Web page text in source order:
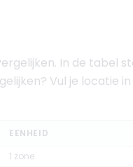
In de tabel
Vul je locatie
EENHEID
1 zone